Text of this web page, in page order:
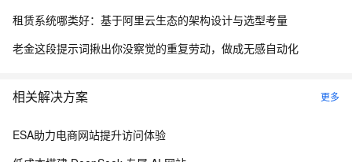
租赁系统哪类好：基于阿里云生态的架构设计与选型考量
老金这段提示词揪出你没察觉的重复劳动，做成无感自动化
相关解决方案 更多
ESA助力电商网站提升访问体验